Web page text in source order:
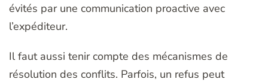
évités par une communication proactive avec
l’expéditeur.
Il faut aussi tenir compte des mécanismes de
résolution des conflits. Parfois, un refus peut